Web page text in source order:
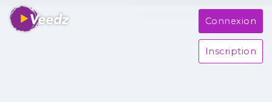
Connexion
Inscription